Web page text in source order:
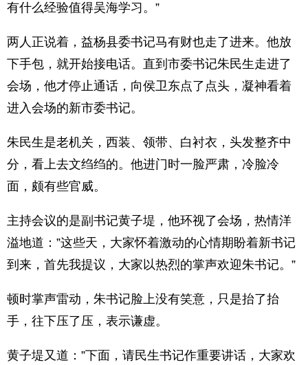
有什么经验值得吴海学习。”
两人正说着，益杨县委书记马有财也走了进来。他放
下手包，就开始接电话。直到市委书记朱民生走进了
会场，他才停止通话，向侯卫东点了点头，凝神看着
进入会场的新市委书记。
朱民生是老机关，西装、领带、白衬衣，头发整齐中
分，看上去文绉绉的。他进门时一脸严肃，冷脸冷
面，颇有些官威。
主持会议的是副书记黄子堤，他环视了会场，热情洋
溢地道：”这些天，大家怀着激动的心情期盼着新书记
到来，首先我提议，大家以热烈的掌声欢迎朱书记。”
顿时掌声雷动，朱书记脸上没有笑意，只是抬了抬
手，往下压了压，表示谦虚。
黄子堤又道：”下面，请民生书记作重要讲话，大家欢